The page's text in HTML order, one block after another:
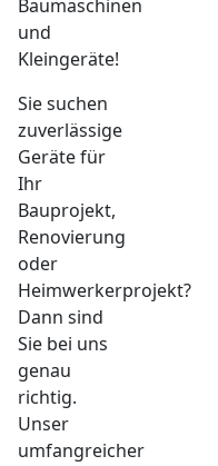
Baumaschinen
und
Kleingeräte!
Sie suchen
zuverlässige
Geräte für
Ihr
Bauprojekt,
Renovierung
oder
Heimwerkerprojekt?
Dann sind
Sie bei uns
genau
richtig.
Unser
umfangreicher